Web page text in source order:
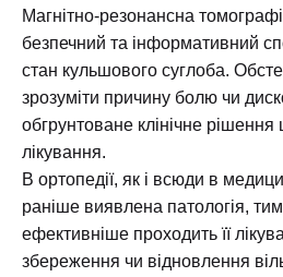
з’єднань
МРТ крижів і куприка
МРТ стопи
МРТ колінного суглоба/пара
Магнітно-резонансна
безпечний та інформативний
стан кульшового суглоба.
зрозуміти причину болю чи
обгрунтоване клінічне
лікування.
В ортопедії, як і всюди в
раніше виявлена патологія,
ефективніше проходить її
збереження чи відновлення